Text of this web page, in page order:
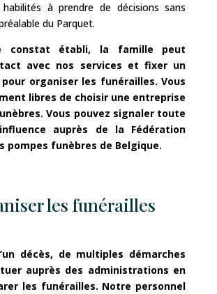
à prendre de décisions sans
du Parquet.
constat établi, la famille peut
avec nos services et fixer un
organiser les funérailles. Vous
libres de choisir une entreprise
Vous pouvez signaler toute
auprès de la Fédération
pompes funèbres de Belgique.
les funérailles
décès, de multiples démarches
auprès des administrations en
les funérailles. Notre personnel